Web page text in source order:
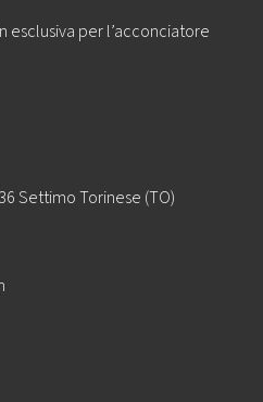
esclusiva per l’acconciatore
Settimo Torinese (TO)